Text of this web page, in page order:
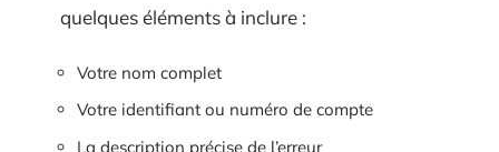
quelques éléments à inclure :
Votre nom complet
Votre identifiant ou numéro de compte
La description précise de l’erreur